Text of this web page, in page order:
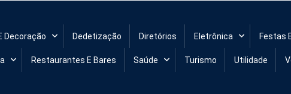
Decoração Dedetização Diretórios Eletrônica Festas
Restaurantes E Bares Saúde Turismo Utilidade